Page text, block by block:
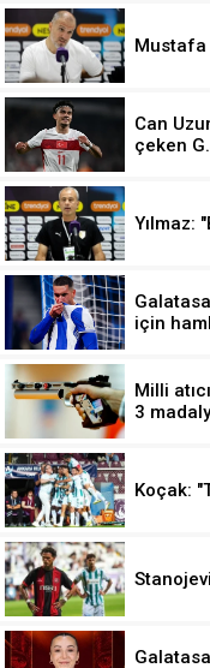
Mustafa
Can
çeken
Yılmaz:
için
Milli
3
Koçak: